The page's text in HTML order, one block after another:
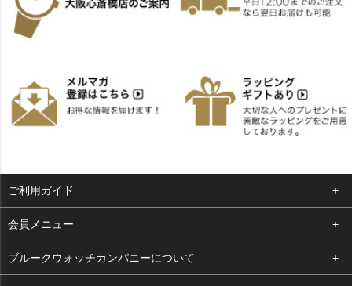
ご利用ガイド
よくある質問
支払い・送料
会員メニュー
ログイン
ブルークウォッチカンパニーについて